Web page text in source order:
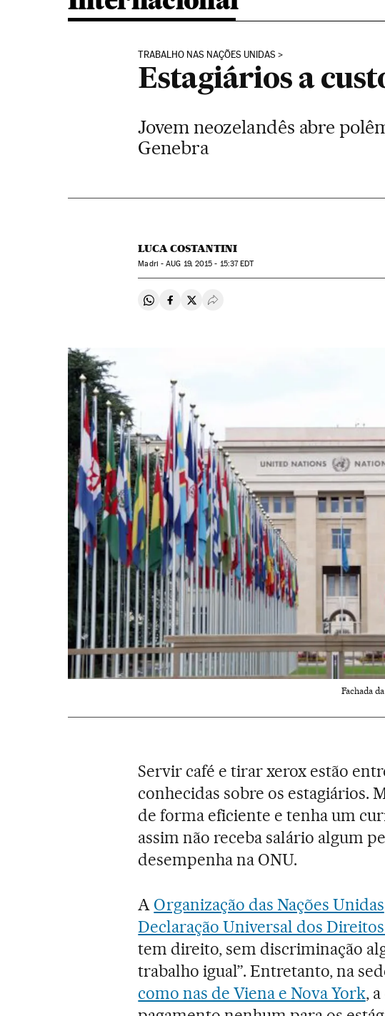
TRABALHO NAS NAÇÕES UNIDAS
Estagiários a
Jovem neozelandês abre
Genebra
LUCA COSTANTINI
Madri -AUG 19, 2015 - 15:37EDT
Compartir en Whatsapp
Compartir en Facebook
Compartir en Twitter
Desplegar Redes Sociales
Fachada
Servir café e tirar xerox estão
conhecidas sobre os estagiários.
de forma eficiente e tenha um
assim não receba salário algum
desempenha na ONU.
A Organização das Nações Unidas
Declaração Universal dos
tem direito, sem discriminação
trabalho igual”. Entretanto, na
como nas de Viena e Nova York,